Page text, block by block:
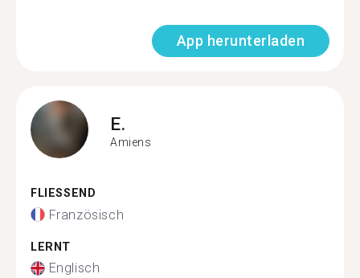
App herunterladen
E.
Amiens
FLIESSEND
Französisch
LERNT
Englisch